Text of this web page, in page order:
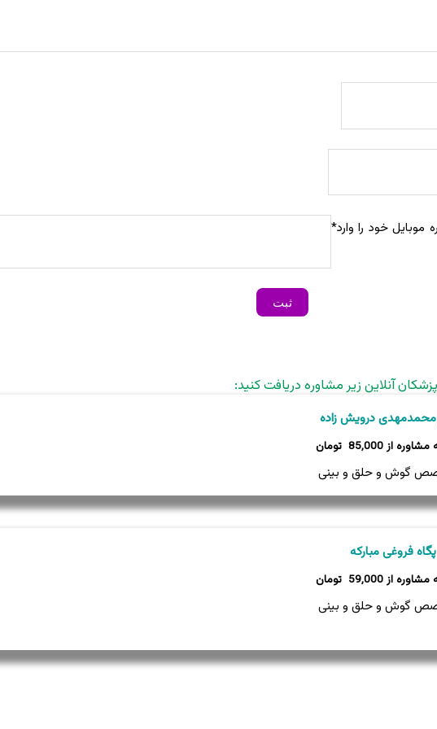
موبایل خود را وارد*
آنلاین زیر مشاوره دریافت کنید:
محمدمهدی درویش زاده
85,000
گوش و حلق و بینی
فروغی مبارکه
59,000
گوش و حلق و بینی